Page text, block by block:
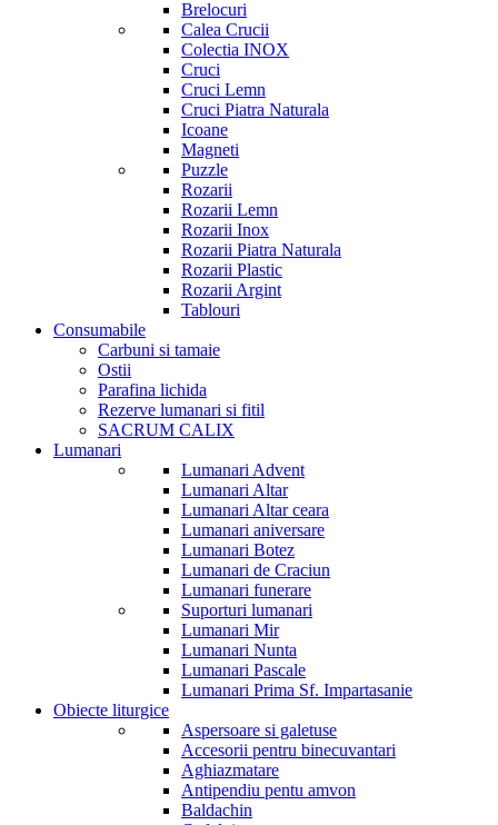
Brelocuri
Calea Crucii
Colectia INOX
Cruci
Cruci Lemn
Cruci Piatra Naturala
Icoane
Magneti
Puzzle
Rozarii
Rozarii Lemn
Rozarii Inox
Rozarii Piatra Naturala
Rozarii Plastic
Rozarii Argint
Tablouri
Consumabile
Carbuni si tamaie
Ostii
Parafina lichida
Rezerve lumanari si fitil
SACRUM CALIX
Lumanari
Lumanari Advent
Lumanari Altar
Lumanari Altar ceara
Lumanari aniversare
Lumanari Botez
Lumanari de Craciun
Lumanari funerare
Suporturi lumanari
Lumanari Mir
Lumanari Nunta
Lumanari Pascale
Lumanari Prima Sf. Impartasanie
Obiecte liturgice
Aspersoare si galetuse
Accesorii pentru binecuvantari
Aghiazmatare
Antipendiu pentu amvon
Baldachin